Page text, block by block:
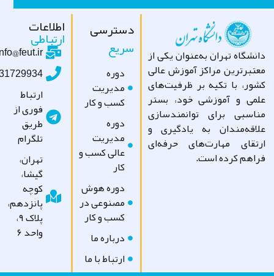
تهران به‌عنوان یکی از
مراکز آموزش عالی
با تکیه بر ظرفیت‌های
و آموزشی خود، بستر
برای توانمندسازی
به یادگیری و
مهارت‌های حرفه‌ای
کرده است.
دسترسی
سریع
مدیریت
کسب و کار
مدیریت
عالی کسب و
دوره هوش
مصنوعی در
کسب و کار
درباره ما
ارتباط با ما
اطلاعات
ارتباطی
info@feut.ir
09031729934
ارتباط
فوری از
طریق
تلگرام
تهران،
گیشا،
کوچه
پانزدهم،
پلاک ۹،
واحد ۶